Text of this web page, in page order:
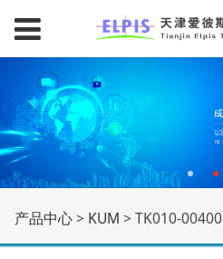
TK010-
产品中心> KUM >TK010-00400